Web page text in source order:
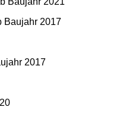
Baujahr 2017
2017